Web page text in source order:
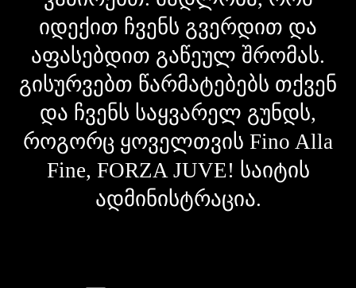
იდექით ჩვენს გვერდით და
აფასებდით გაწეულ შრომას.
გისურვებთ წარმატებებს თქვენ
და ჩვენს საყვარელ გუნდს,
როგორც ყოველთვის Fino Alla
Fine, FORZA JUVE! საიტის
ადმინისტრაცია.